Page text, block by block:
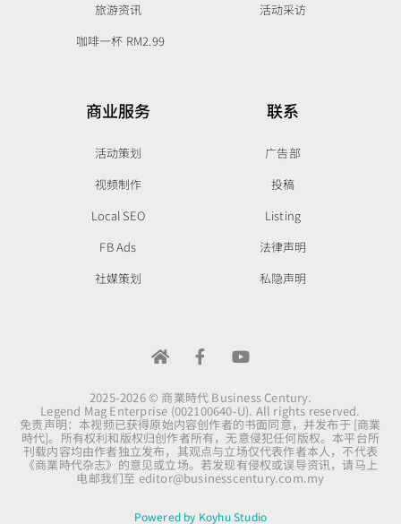
旅游资讯
咖啡一杯 RM2.99
活动采访
商业服务
活动策划
视频制作
Local SEO
FB Ads
社媒策划
联系
广告部
投稿
Listing
法律声明
私隐声明
2025-2026 © 商業時代 Business Century.
Legend Mag Enterprise (002100640-U). All rights reserved.
免责声明：本视频已获得原始内容创作者的书面同意，并发布于 [商業
時代]。所有权利和版权归创作者所有，无意侵犯任何版权。本平台所
刊载内容均由作者独立发布，其观点与立场仅代表作者本人，不代表
《商業時代杂志》的意见或立场。若发现有侵权或误导资讯，请马上
电邮我们至 editor@businesscentury.com.my
Powered by Koyhu Studio